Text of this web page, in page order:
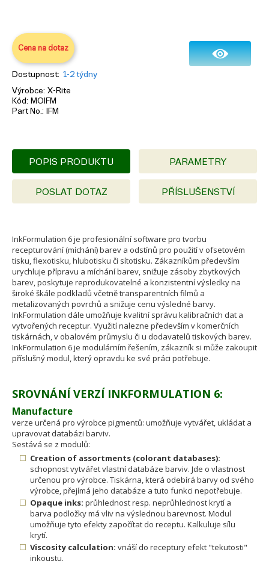
Cena na dotaz
Dostupnost 1-2 týdny
Výrobce X-Rite
Kód
MOIFM
Part No.
IFM
POPIS PRODUKTU PARAMETRY
POSLAT DOTAZ PŘÍSLUŠENSTVÍ
InkFormulation 6 je profesionální software pro tvorbu
recepturování (míchání) barev a odstínů pro použití v ofsetovém
tisku, flexotisku, hlubotisku či sítotisku. Zákazníkům především
urychluje přípravu a míchání barev, snižuje zásoby zbytkových
barev, poskytuje reprodukovatelné a konzistentní výsledky na
široké škále podkladů včetně transparentních filmů a
metalizovaných povrchů a snižuje cenu výsledné barvy.
InkFormulation dále umožňuje kvalitní správu kalibračních dat a
vytvořených receptur. Využití nalezne především v komerčních
tiskárnách, v obalovém průmyslu či u dodavatelů tiskových barev.
InkFormulation 6 je modulárním řešením, zákazník si může zakoupit
příslušný modul, který opravdu ke své práci potřebuje.
SROVNÁNÍ VERZÍ INKFORMULATION 6:
Manufacture
verze určená pro výrobce pigmentů: umožňuje vytvářet, ukládat a
upravovat databázi barviv.
Sestává se z modulů:
Creation of assortments (colorant databases):
schopnost vytvářet vlastní databáze barviv. Jde o vlastnost
určenou pro výrobce. Tiskárna, která odebírá barvy od svého
výrobce, přejímá jeho databáze a tuto funkci nepotřebuje.
Opaque inks: průhlednost resp. neprůhlednost krytí a
barva podložky má vliv na výslednou barevnost. Modul
umožňuje tyto efekty započítat do receptu. Kalkuluje sílu
krytí.
Viscosity calculation: vnáší do receptury efekt "tekutosti"
inkoustu.